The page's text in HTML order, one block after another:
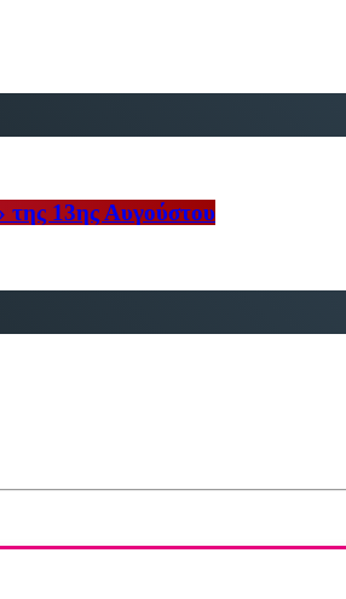
της 13ης Αυγούστου